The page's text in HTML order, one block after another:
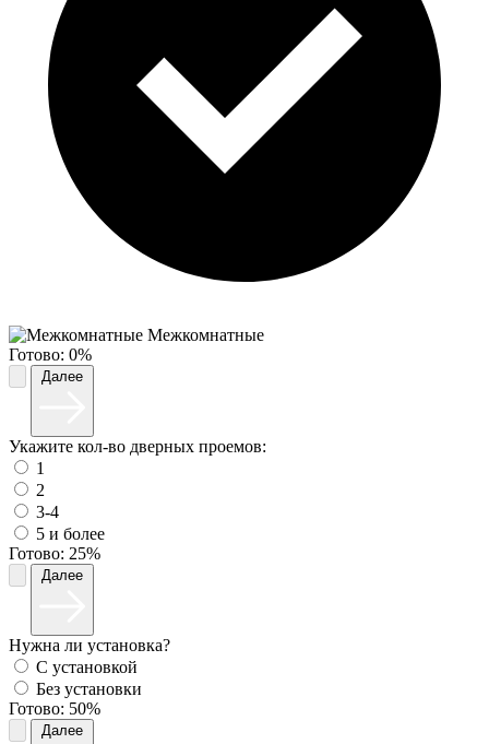
Межкомнатные
Готово: 0%
Укажите кол-во дверных проемов:
1
2
3-4
5 и более
Готово: 25%
Нужна ли установка?
С установкой
Без установки
Готово: 50%